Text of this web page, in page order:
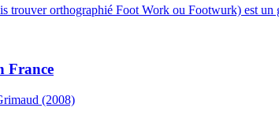
trouver orthographié Foot Work ou Footwurk) est un
France
(2008)